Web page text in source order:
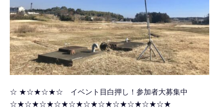
☆ ★☆★☆★☆ イベント目白押し！参加者大募集中
☆★☆★☆★☆★☆★☆★☆★☆★☆★☆★☆★